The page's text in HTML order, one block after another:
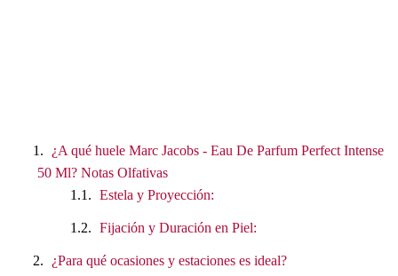
¿A qué huele Marc Jacobs - Eau De Parfum Perfect Intense
50 Ml? Notas Olfativas
Estela y Proyección:
Fijación y Duración en Piel:
¿Para qué ocasiones y estaciones es ideal?